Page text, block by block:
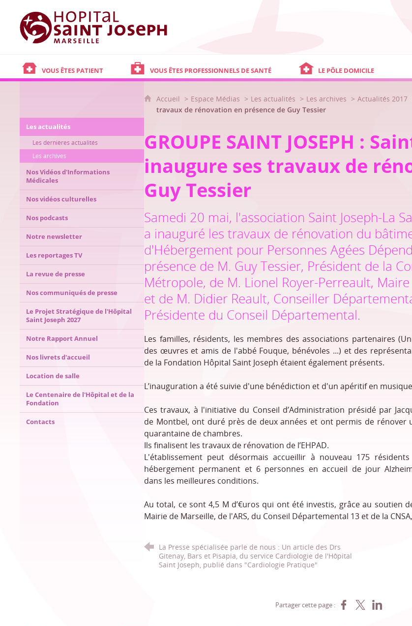
Hôpital Saint Joseph - Marseille
VOUS ÊTES PATIENT VOUS ÊTES PROFESSIONNELS DE SANTÉ LE PÔLE DOMICILE
Les actualités
Les dernières actualités
Les archives
Nos Vidéos d'Informations
Médicales
Nos vidéos culturelles
Nos podcasts
Notre newsletter
Les reportages TV
La revue de presse
Nos communiqués de presse
Le Projet Stratégique de l'Hôpital
Saint Joseph 2027
Notre Rapport Annuel
Nos livrets d'accueil
Location de salle
Le Centenaire de l'Hôpital et de la
Fondation
Contacts
Accueil Espace Médias Les actualités Les archives Actualités 2017
travaux de rénovation en présence de Guy Tessier
GROUPE SAINT JOSEPH :
inaugure ses travaux de
Guy Tessier
Samedi 20 mai, l'association Saint Joseph-La
a inauguré les travaux de rénovation du
d'Hébergement pour Personnes Agées
présence de M. Guy Tessier, Président de la
Métropole, de M. Lionel Royer-Perreault,
et de M. Didier Reault, Conseiller
Présidente du Conseil Départemental.
Les familles, résidents, les membres des associations partenaires
des œuvres et amis de l'abbé Fouque, bénévoles ...) et des
de la Fondation Hôpital Saint Joseph étaient également présents.
L’inauguration a été suivie d'une bénédiction et d'un apéritif en
Ces travaux, à l'initiative du Conseil d’Administration présidé par
de Montbel, ont duré près de deux années et ont permis de rénover
quarantaine de chambres.
Ils finalisent les travaux de rénovation de l’EHPAD.
L'établissement peut désormais accueillir à nouveau 175
hébergement permanent et 6 personnes en accueil de jour
dans les meilleures conditions.
Au total, ce sont 4,5 M d’€uros qui ont été investis, grâce au soutien
Mairie de Marseille, de l'ARS, du Conseil Départemental 13 et de la
La Presse spécialisée parle de nous : Un article des Drs
Gitenay, Bars et Pisapia, du service Cardiologie de l'Hôpital
Saint Joseph, publié dans "Cardiologie Pratique"
Partager cette page : Partager sur Facebook
Partager sur XPartager sur